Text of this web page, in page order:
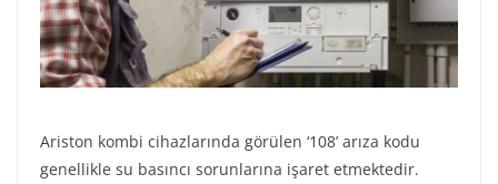
Ariston kombi cihazlarında görülen ‘108’ arıza kodu
genellikle su basıncı sorunlarına işaret etmektedir.